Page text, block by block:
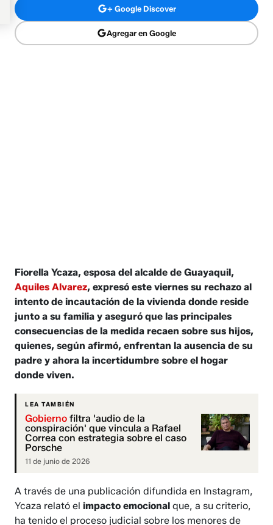
+ Google Discover
Agregar en Google
Fiorella Ycaza, esposa del alcalde de Guayaquil,
Aquiles Alvarez, expresó este viernes su rechazo al
intento de incautación de la vivienda donde reside
junto a su familia y aseguró que las principales
consecuencias de la medida recaen sobre sus hijos,
quienes, según afirmó, enfrentan la ausencia de su
padre y ahora la incertidumbre sobre el hogar
donde viven.
LEA TAMBIÉN
Gobierno filtra 'audio de la
conspiración' que vincula a Rafael
Correa con estrategia sobre el caso
Porsche
11 de junio de 2026
A través de una publicación difundida en Instagram,
Ycaza relató elimpacto emocional que, a su criterio,
ha tenido el proceso judicial sobre los menores de